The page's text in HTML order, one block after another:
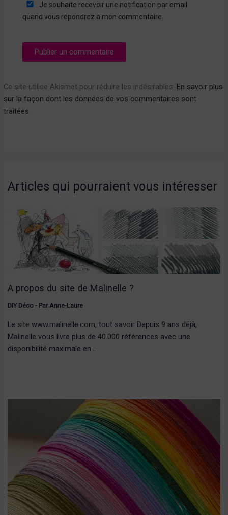
Je souhaite recevoir une notification par email
quand vous répondrez à mon commentaire.
Ce site utilise Akismet pour réduire les indésirables. En savoir plus
sur la façon dont les données de vos commentaires sont
traitées.
Articles qui pourraient vous intéresser
A propos du site de Malinelle ?
DIY Déco- ParAnne-Laure
Le site www.malinelle.com, tout savoir Depuis 9 ans déjà,
Malinelle vous livre plus de 40.000 références avec une
disponibilité maximale en…